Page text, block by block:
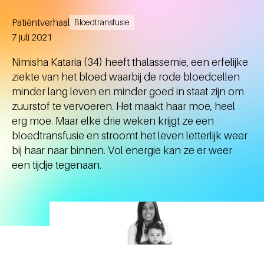
Patiëntverhaal Bloedtransfusie
Aangemaakt
7 juli 2021
Nimisha Kataria (34) heeft thalassemie, een erfelijke
ziekte van het bloed waarbij de rode bloedcellen
minder lang leven en minder goed in staat zijn om
zuurstof te vervoeren. Het maakt haar moe, heel
erg moe. Maar elke drie weken krijgt ze een
bloedtransfusie en stroomt het leven letterlijk weer
bij haar naar binnen. Vol energie kan ze er weer
een tijdje tegenaan.